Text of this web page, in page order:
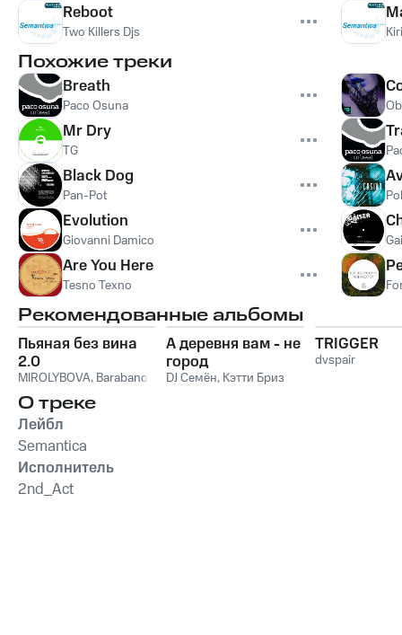
Reboot
Two Killers Djs
Похожие треки
Breath
Paco Osuna
Mr Dry
TG
Black Dog
Pan-Pot
Evolution
Giovanni Damico
Are You Here
Tesno Texno
Рекомендованные альбомы
Пьяная без вина
2.0
MIROLYBOVA, Barabanov
А деревня вам - не
город
DJ Семён, Кэтти Бриз
TRIGGER
dvspair
О треке
Лейбл
Semantica
Исполнитель
2nd_Act